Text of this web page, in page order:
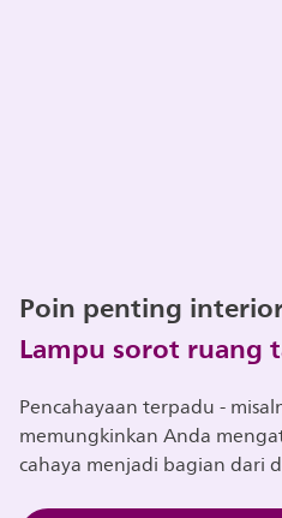
Poin penting
Lampu sorot ruang
Pencahayaan terpadu -
memungkinkan Anda
cahaya menjadi bagian dari